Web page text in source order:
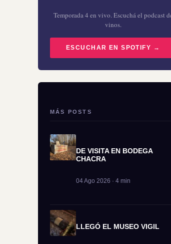
Temporada 4 en vivo. Escuchá el podcast
vinos.
ESCUCHAR EN SPOTIFY →
MÁS POSTS
DE VISITA EN BODEGA
CHACRA
04 Ago 2026 · 4 min
LLEGÓ EL MUSEO VIGIL